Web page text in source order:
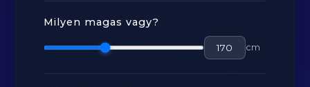
Milyen magas vagy?
cm